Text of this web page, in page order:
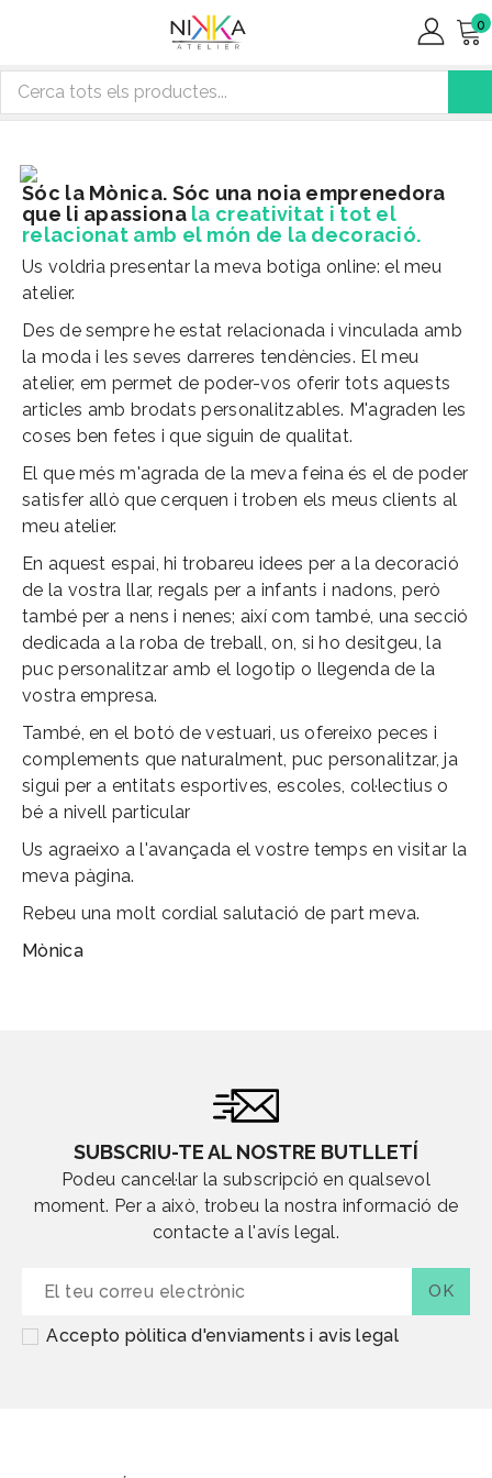
0
Sóc la Mònica. Sóc una noia emprenedora
que li apassiona la creativitat i tot el
relacionat amb el món de la decoració.
Us voldria presentar la meva botiga online: el meu
atelier.
Des de sempre he estat relacionada i vinculada amb
la moda i les seves darreres tendències. Elmeu
atelier, em permet de poder-vos oferir tots aquests
articles amb brodats personalitzables. M'agraden les
coses ben fetes i que siguin de qualitat.
El que més m'agrada de la meva feina és el de poder
satisfer allò que cerquen i troben els meus clients al
meu atelier.
En aquest espai, hi trobareu idees per a la decoració
de la vostra llar, regals per a infants i nadons, però
també per a nens i nenes; així com també, una secció
dedicada a la roba de treball, on, si ho desitgeu, la
puc personalitzar amb el logotip o llegenda de la
vostra empresa.
També, en el botó de vestuari, us ofereixo peces i
complements que naturalment, puc personalitzar, ja
sigui per a entitats esportives, escoles, col·lectius o
bé a nivell particular
Us agraeixo a l'avançada el vostre temps en visitar la
meva pàgina.
Rebeu una molt cordial salutació de part meva.
Mònica
SUBSCRIU-TE AL NOSTRE BUTLLETÍ
Podeu cancel·lar la subscripció en qualsevol
moment. Per a això, trobeu la nostra informació de
contacte a l'avís legal.
Accepto pòlitica d'enviaments i avis legal